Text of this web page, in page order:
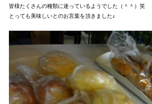
皆様たくさんの種類に迷っているようでした（＾＾）笑
とっても美味しいとのお言葉を頂きました♪